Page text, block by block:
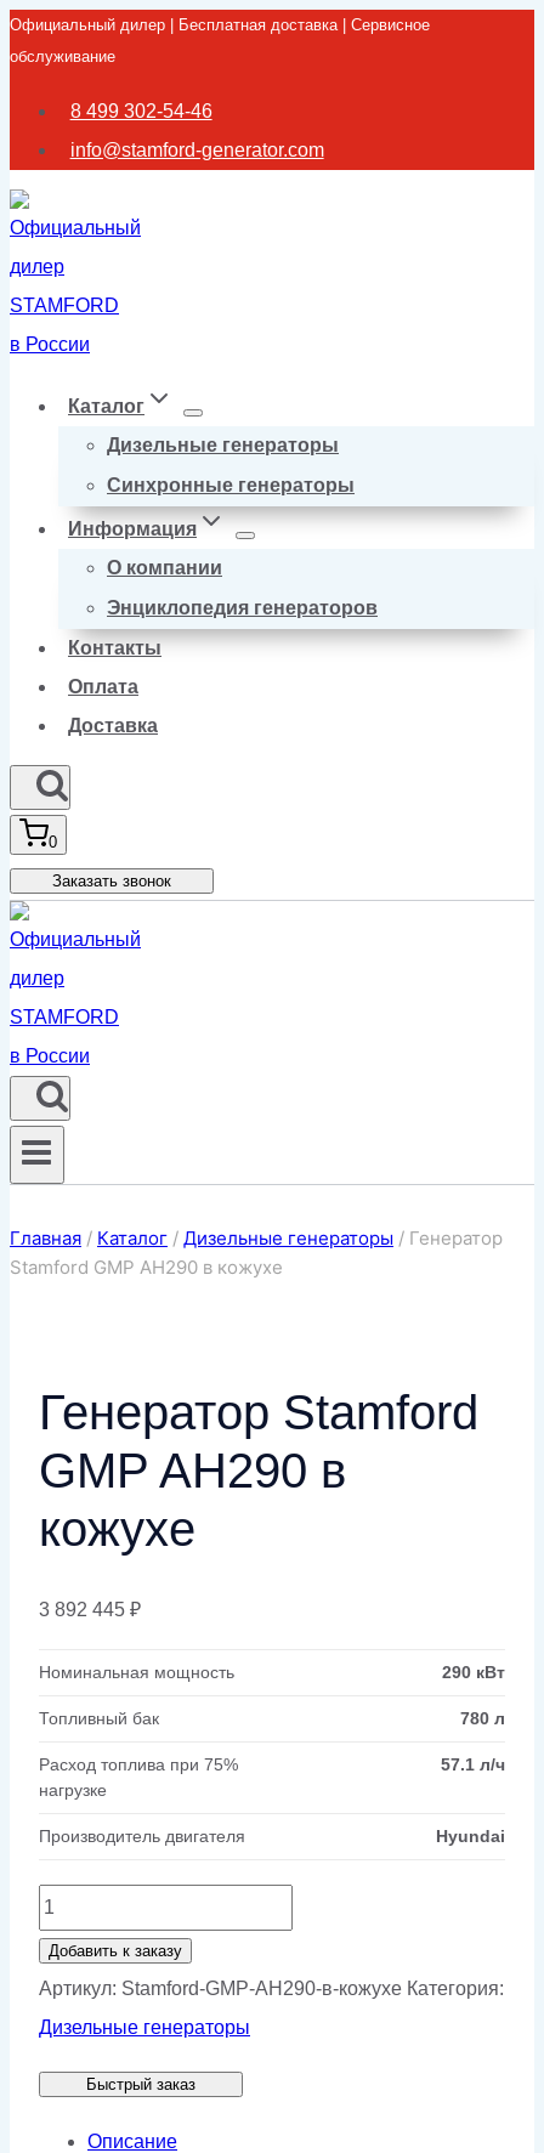
Перейти
к
содержимому
Официальный дилер | Бесплатная доставка | Сервисное
обслуживание
8 499 302-54-46
info@stamford-generator.com
Каталог
Дизельные генераторы
Синхронные генераторы
Информация
О компании
Энциклопедия генераторов
Контакты
Оплата
Доставка
0
Заказать звонок
Главная / Каталог / Дизельные генераторы / Генератор
Stamford GMP AH290 в кожухе
Генератор Stamford
GMP AH290 в
кожухе
3 892 445 ₽
Номинальная мощность 290 кВт
Топливный бак 780 л
Расход топлива при 75%
нагрузке
57.1 л/ч
Производитель двигателя Hyundai
Количество
товара
Генератор
Stamford
AH290
Добавить к заказу
Артикул: Stamford-GMP-AH290-в-кожухе Категория:
Дизельные генераторы
Быстрый заказ
Описание